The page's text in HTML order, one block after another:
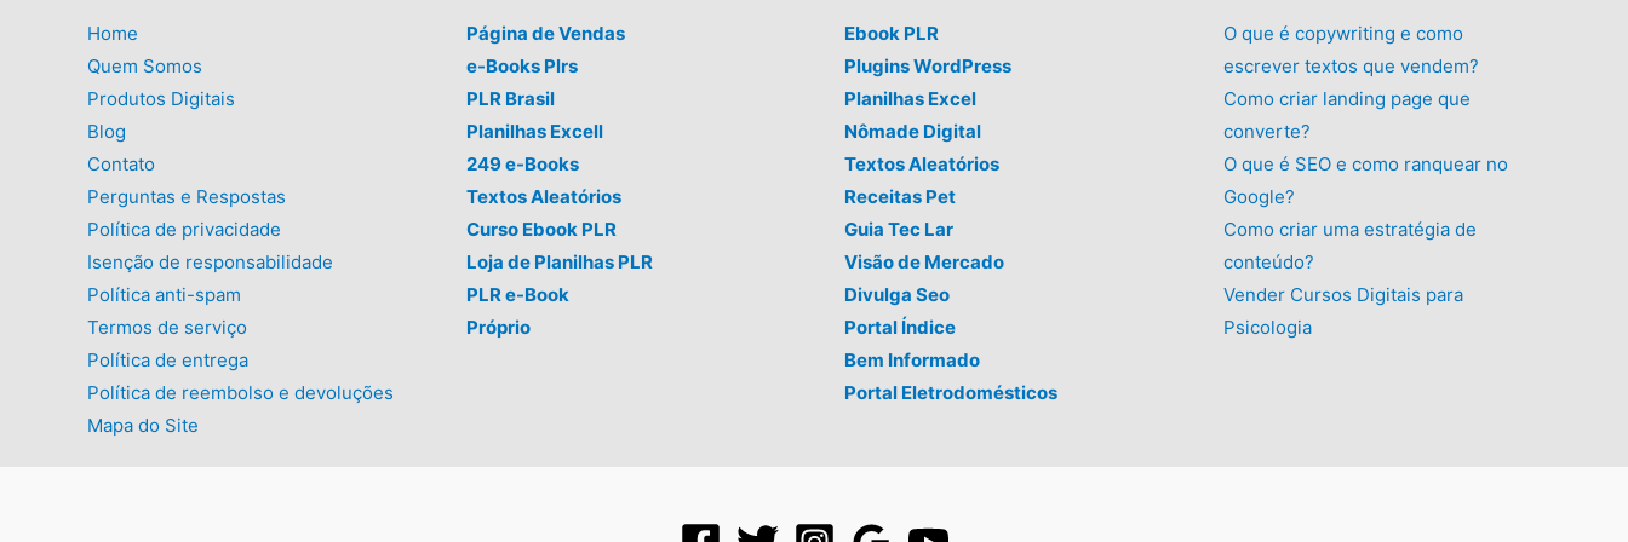
5
0
0
R
$
9
.
9
9
Home
Quem Somos
Produtos Digitais
Blog
Contato
Perguntas e Respostas
Política de privacidade
Isenção de responsabilidade
Política anti-spam
Termos de serviço
Política de entrega
Política de reembolso e devoluções
Mapa do Site
Página de Vendas
e-Books Plrs
PLR Brasil
Planilhas Excell
249 e-Books
Textos Aleatórios
Curso Ebook PLR
Loja de Planilhas PLR
PLR e-Book
Próprio
Ebook PLR
Plugins WordPress
Planilhas Excel
Nômade Digital
Textos Aleatórios
Receitas Pet
Guia Tec Lar
Visão de Mercado
Divulga Seo
Portal Índice
Bem Informado
Portal Eletrodomésticos
O que é copywriting e como
escrever textos que vendem?
Como criar landing page que
converte?
O que é SEO e como ranquear no
Google?
Como criar uma estratégia de
conteúdo?
Vender Cursos Digitais para
Psicologia